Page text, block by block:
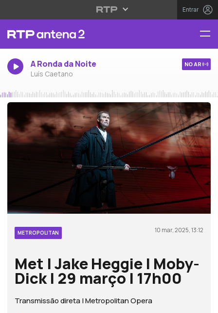
Entrar
A Ronda da Noite
Luís Caetano
NO AR
METROPOLITAN 10 mar, 2025, 13:12
Met | Jake Heggie | Moby-
Dick | 29 março | 17h00
Transmissão direta | Metropolitan Opera